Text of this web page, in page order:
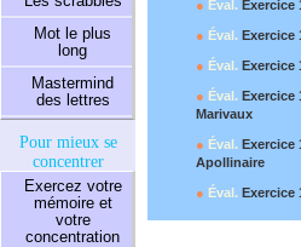
Mot le plus
long
Mastermind
des lettres
Pour mieux se
concentrer
Exercez votre
mémoire et
votre
concentration
● Éval. Exercice
● Éval. Exercice
● Éval. Exercice
● Éval. Exercice
Marivaux
● Éval. Exercice
Apollinaire
● Éval. Exercice